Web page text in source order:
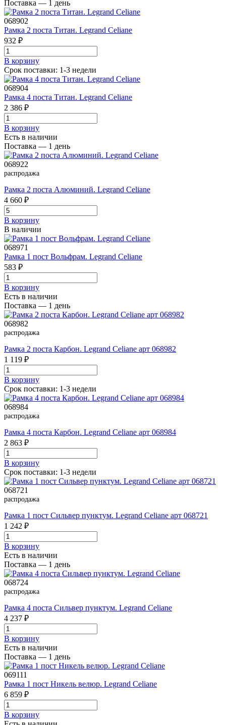
Поставка — 1 день
068902
Рамка 2 поста Титан. Legrand Celiane
932 ₽
В корзинy
Срок поставки: 1-3 недели
068904
Рамка 4 поста Титан. Legrand Celiane
2 386 ₽
В корзинy
Есть в наличии
Поставка — 1 день
068922
распродажа
Рамка 2 поста Алюминий. Legrand Celiane
4 660 ₽
В корзинy
В наличии
068971
Рамка 1 пост Вольфрам. Legrand Celiane
583 ₽
В корзинy
Есть в наличии
Поставка — 1 день
068982
распродажа
Рамка 2 поста Карбон. Legrand Celiane арт 068982
1 119 ₽
В корзинy
Срок поставки: 1-3 недели
068984
распродажа
Рамка 4 поста Карбон. Legrand Celiane арт 068984
2 863 ₽
В корзинy
Срок поставки: 1-3 недели
068721
распродажа
Рамка 1 пост Сильвер пунктум. Legrand Celiane арт 068721
1 242 ₽
В корзинy
Есть в наличии
Поставка — 1 день
068724
распродажа
Рамка 4 поста Сильвер пунктум. Legrand Celiane
4 237 ₽
В корзинy
Есть в наличии
Поставка — 1 день
069111
Рамка 1 пост Никель велюр. Legrand Celiane
6 859 ₽
В корзинy